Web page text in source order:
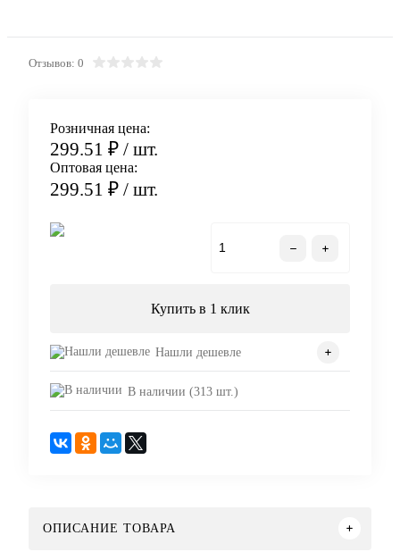
Отзывов: 0
Розничная цена:
299.51 ₽ / шт.
Оптовая цена:
299.51 ₽ / шт.
Купить в 1 клик
Нашли дешевле
В наличии (313 шт.)
ОПИСАНИЕ ТОВАРА